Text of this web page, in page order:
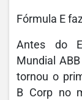
Fórmula E
Antes do
Mundial
tornou o
B Corp no